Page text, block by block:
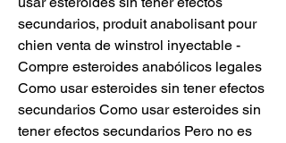
secundarios, produit anabolisant pour
chien venta de winstrol inyectable -
Compre esteroides anabólicos legales
Como usar esteroides sin tener efectos
secundarios Como usar esteroides sin
tener efectos secundarios Pero no es